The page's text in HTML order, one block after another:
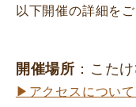
以下開催の詳細を
開催場所 ：こた
▶アクセスについて